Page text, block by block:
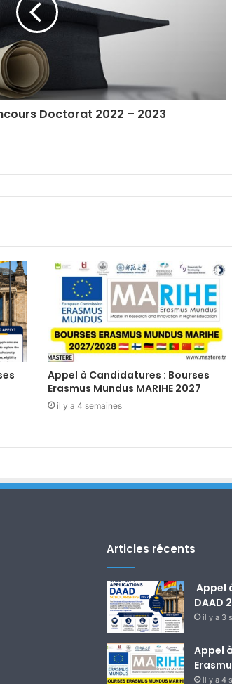
Doctorat 2022 – 2023
Appel à Candidatures : Bourses
Erasmus Mundus MARIHE 2027
il y a 4 semaines
Articles récents
Appel
DAAD
il y a 3
Appel
il y a 4